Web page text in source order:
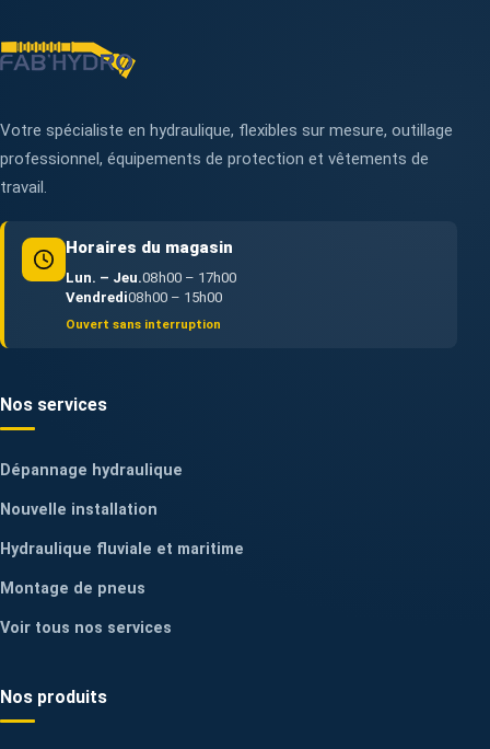
Votre spécialiste en hydraulique, flexibles sur mesure, outillage
professionnel, équipements de protection et vêtements de
travail.
Horaires du magasin
Lun. – Jeu.08h00 – 17h00
Vendredi08h00 – 15h00
Ouvert sans interruption
Nos services
Dépannage hydraulique
Nouvelle installation
Hydraulique fluviale et maritime
Montage de pneus
Voir tous nos services
Nos produits